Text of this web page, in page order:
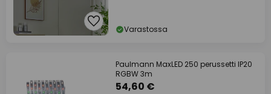
Varastossa
Paulmann MaxLED 250 perussetti IP20
RGBW 3m
54,60 €